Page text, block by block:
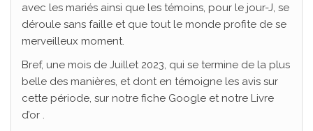
avec les mariés ainsi que les témoins, pour le jour-J, se
déroule sans faille et que tout le monde profite de se
merveilleux moment.
Bref, une mois de Juillet 2023, qui se termine de la plus
belle des manières, et dont en témoigne les avis sur
cette période, sur notre fiche Google et notre Livre
d’or .